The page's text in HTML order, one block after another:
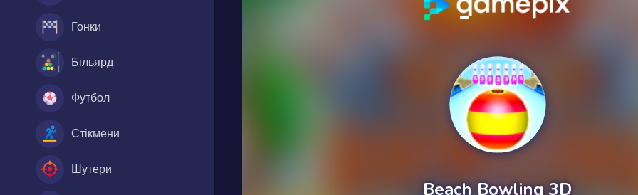
Гонки
Більярд
Футбол
Стікмени
Шутери